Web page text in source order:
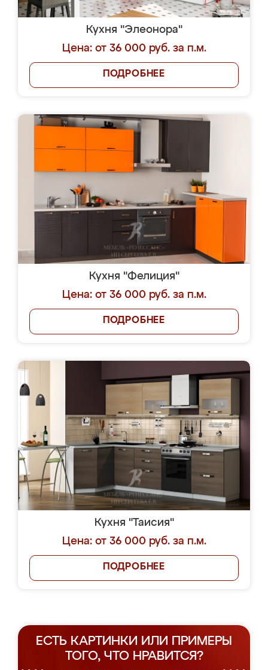
Кухня "Элеонора"
Цена: от 36 000 руб. за п.м.
ПОДРОБНЕЕ
Кухня "Фелиция"
Цена: от 36 000 руб. за п.м.
ПОДРОБНЕЕ
Кухня "Таисия"
Цена: от 36 000 руб. за п.м.
ПОДРОБНЕЕ
ЕСТЬ КАРТИНКИ ИЛИ ПРИМЕРЫ
ТОГО, ЧТО НРАВИТСЯ?